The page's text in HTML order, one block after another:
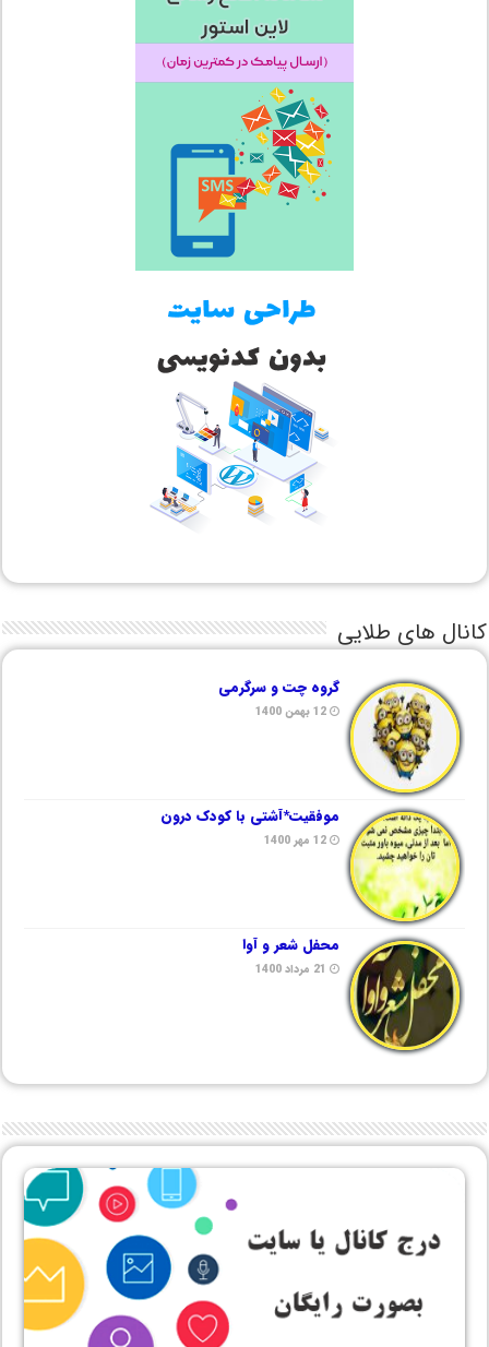
کانال های طلایی
گروه چت و سرگرمی
12 بهمن 1400
موفقیت*آشتی با کودک درون
12 مهر 1400
محفل شعر و آوا
21 مرداد 1400